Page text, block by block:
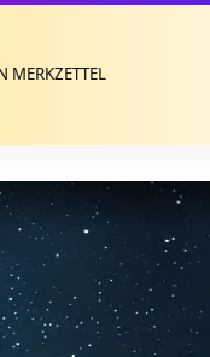
MERKZETTEL